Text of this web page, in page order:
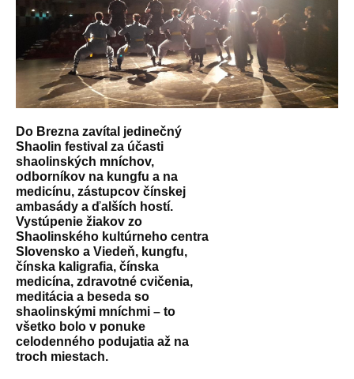
Do Brezna zavítal jedinečný
Shaolin festival za účasti
shaolinských mníchov,
odborníkov na kungfu a na
medicínu, zástupcov čínskej
ambasády a ďalších hostí.
Vystúpenie žiakov zo
Shaolinského kultúrneho centra
Slovensko a Viedeň, kungfu,
čínska kaligrafia, čínska
medicína, zdravotné cvičenia,
meditácia a beseda so
shaolinskými mníchmi – to
všetko bolo v ponuke
celodenného podujatia až na
troch miestach.